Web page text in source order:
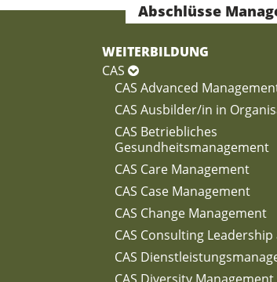
Abschlüsse
WEITERBILDUNG
CAS
CAS Advanced
CAS Ausbilder/in in
CAS Betriebliches
Gesundheitsmanagement
CAS Care Management
CAS Case Management
CAS Change Management
CAS Consulting
CAS